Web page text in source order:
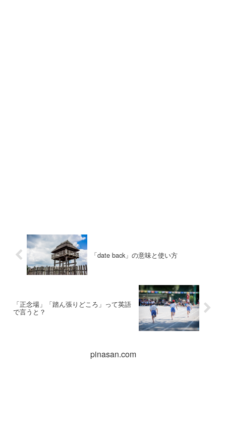
「date back」の意味と使い方
「正念場」「踏ん張りどころ」って英語
で言うと？
pinasan.com